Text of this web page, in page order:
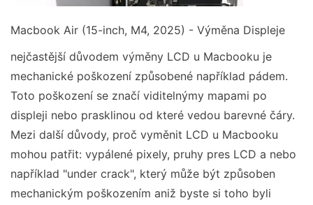
Macbook Air (15-inch, M4, 2025) - Výměna Displeje
nejčastější důvodem výměny LCD u Macbooku je
mechanické poškození způsobené například pádem.
Toto poškození se značí viditelnýmy mapami po
displeji nebo prasklinou od které vedou barevné čáry.
Mezi další důvody, proč vyměnit LCD u Macbooku
mohou patřit: vypálené pixely, pruhy pres LCD a nebo
například "under crack", který může být způsoben
mechanickým poškozením aniž byste si toho byli